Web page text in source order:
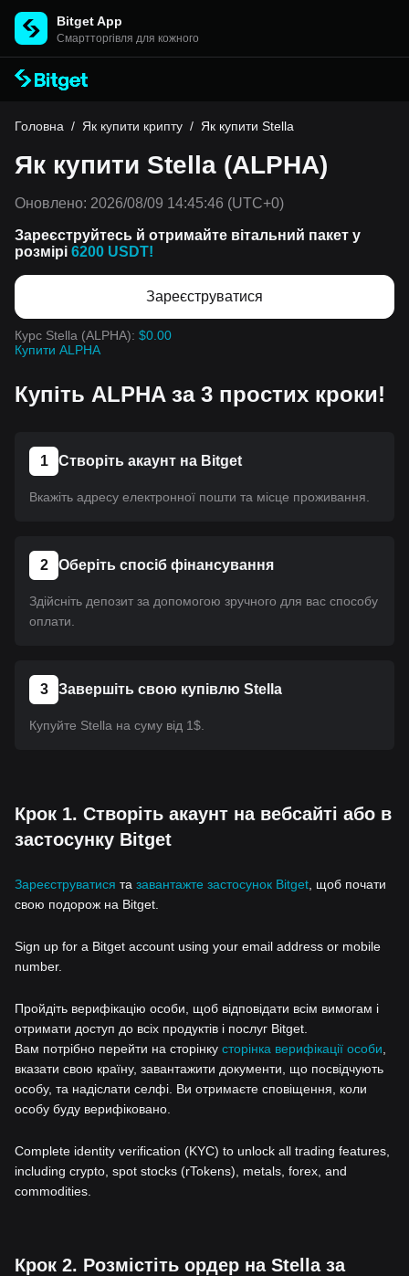
Bitget App
Cмартторгівля для кожного
Головна / Як купити крипту / Як купити Stella
Як купити Stella (ALPHA)
Оновлено: 2026/08/09 14:45:46 (UTC+0)
Зареєструйтесь й отримайте вітальний пакет у
розмірі 6200 USDT!
Зареєструватися
Курс Stella (ALPHA): $0.00
Купити ALPHA
Купіть ALPHA за 3 простих кроки!
1 Створіть акаунт на Bitget
Вкажіть адресу електронної пошти та місце проживання.
2 Оберіть спосіб фінансування
Здійсніть депозит за допомогою зручного для вас способу
оплати.
3 Завершіть свою купівлю Stella
Купуйте Stella на суму від 1$.
Крок 1. Створіть акаунт на вебсайті або в
застосунку Bitget
Зареєструватися та завантажте застосунок Bitget , щоб почати
свою подорож на Bitget.
Sign up for a Bitget account using your email address or mobile
number.
Пройдіть верифікацію особи, щоб відповідати всім вимогам і
отримати доступ до всіх продуктів і послуг Bitget.
Вам потрібно перейти на сторінку сторінка верифікації особи
вказати свою країну, завантажити документи, що посвідчують
особу, та надіслати селфі. Ви отримаєте сповіщення, коли
особу буду верифіковано.
Complete identity verification (KYC) to unlock all trading features,
including crypto, spot stocks (rTokens), metals, forex, and
commodities.
Крок 2. Розмістіть ордер на Stella за